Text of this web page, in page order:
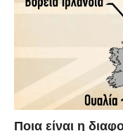
Ποια είναι η